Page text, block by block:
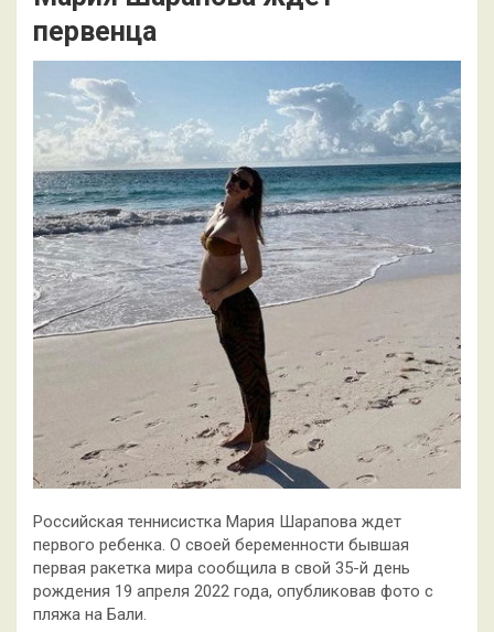
первенца
Российская теннисистка Мария Шарапова ждет
первого ребенка. О своей беременности бывшая
первая ракетка мира сообщила в свой 35-й день
рождения 19 апреля 2022 года, опубликовав фото с
пляжа на Бали.